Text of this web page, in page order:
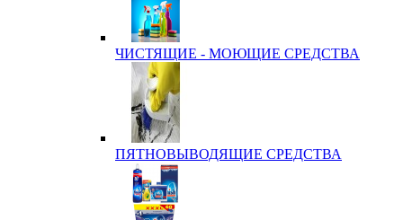
ЧИСТЯЩИЕ - МОЮЩИЕ СРЕДСТВА
ПЯТНОВЫВОДЯЩИЕ СРЕДСТВА